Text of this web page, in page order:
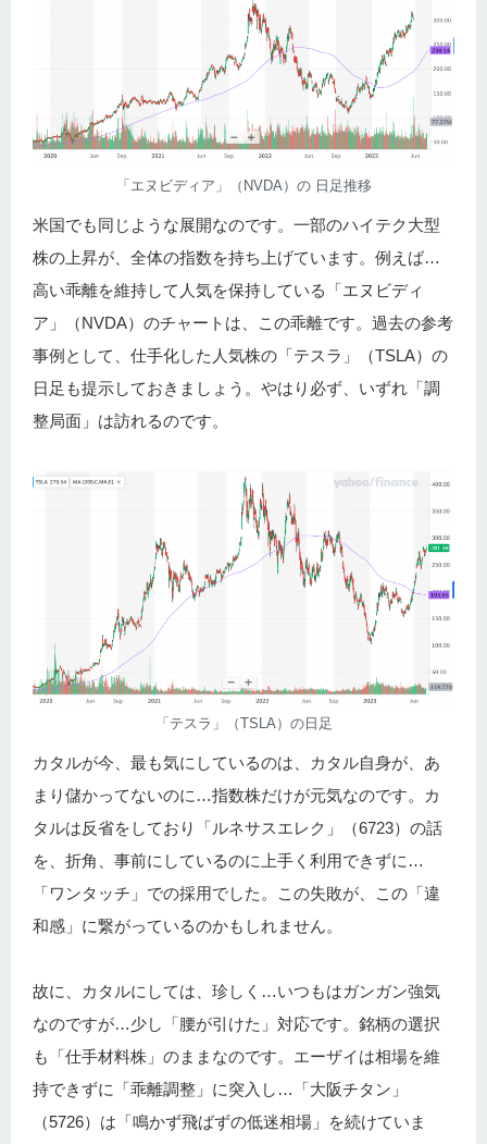
「エヌビディア」（NVDA）の 日足推移
米国でも同じような展開なのです。一部のハイテク大型
株の上昇が、全体の指数を持ち上げています。例えば…
高い乖離を維持して人気を保持している「エヌビディ
ア」（NVDA）のチャートは、この乖離です。過去の参考
事例として、仕手化した人気株の「テスラ」（TSLA）の
日足も提示しておきましょう。やはり必ず、いずれ「調
整局面」は訪れるのです。
「テスラ」（TSLA）の日足
カタルが今、最も気にしているのは、カタル自身が、あ
まり儲かってないのに…指数株だけが元気なのです。カ
タルは反省をしており「ルネサスエレク」（6723）の話
を、折角、事前にしているのに上手く利用できずに…
「ワンタッチ」での採用でした。この失敗が、この「違
和感」に繋がっているのかもしれません。
故に、カタルにしては、珍しく…いつもはガンガン強気
なのですが…少し「腰が引けた」対応です。銘柄の選択
も「仕手材料株」のままなのです。エーザイは相場を維
持できずに「乖離調整」に突入し…「大阪チタン」
（5726）は「鳴かず飛ばずの低迷相場」を続けていま